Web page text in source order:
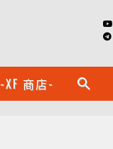
-XF 商店- search